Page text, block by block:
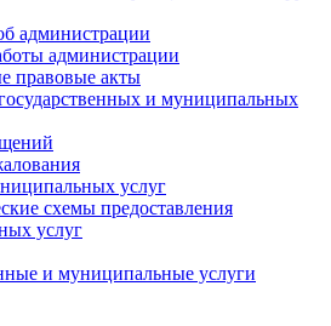
администрации
администрации
правовые акты
и муниципальных
услуг
схемы предоставления
услуг
и муниципальные услуги